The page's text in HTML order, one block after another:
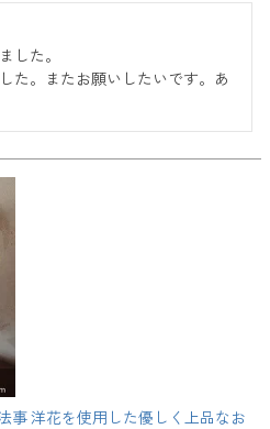
した。
た。またお願いしたいです。あ
事 洋花を使用した優しく上品なお